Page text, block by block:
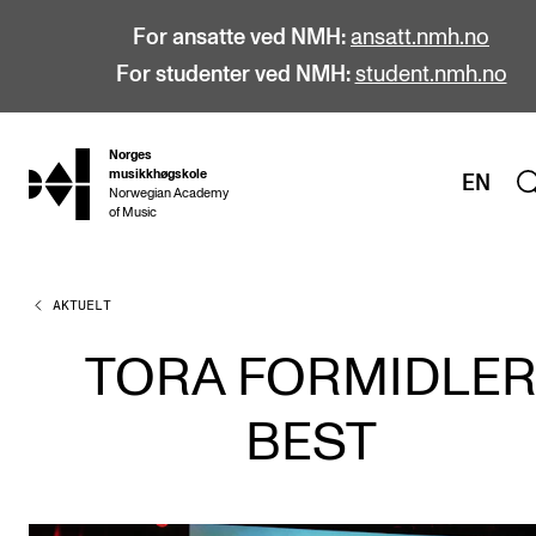
For ansatte ved NMH: ansatt.nmh.no
For studenter ved NMH: student.nmh.no
hjem
Norges
musikkhøgskole
Norwegian Academy
of Music
EN
STUDIER
Alle studier
Bachelor
Årsstudium og videreutdanning
AKTUELT
TORA FORMIDLER
BEST